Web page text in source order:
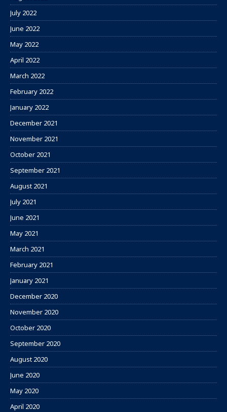
July 2022
June 2022
May 2022
April 2022
March 2022
February 2022
January 2022
December 2021
November 2021
October 2021
September 2021
August 2021
July 2021
June 2021
May 2021
March 2021
February 2021
January 2021
December 2020
November 2020
October 2020
September 2020
August 2020
June 2020
May 2020
April 2020